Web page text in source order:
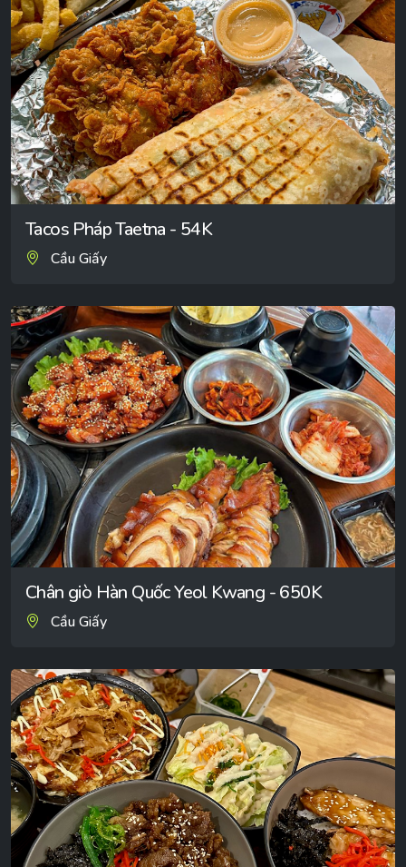
Tacos Pháp Taetna - 54K
Cầu Giấy
Chân giò Hàn Quốc Yeol Kwang - 650K
Cầu Giấy